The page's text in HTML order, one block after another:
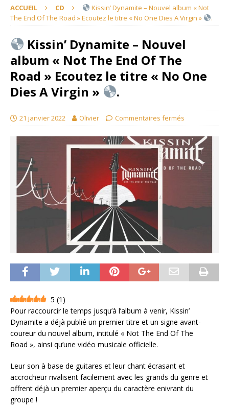
ACCUEIL CD
Kissin’ Dynamite – Nouvel album « Not
The End Of The Road » Ecoutez le titre « No One Dies A Virgin »
.
Kissin’ Dynamite – Nouvel
album « Not The End Of The
Road » Ecoutez le titre « No One
Dies A Virgin »
.
21 janvier 2022 Olivier Commentaires fermés
5 (1 )
Pour raccourcir le temps jusqu’à l’album à venir, Kissin’
Dynamite a déjà publié un premier titre et un signe avant-
coureur du nouvel album, intitulé « Not The End Of The
Road », ainsi qu’une vidéo musicale officielle.
Leur son à base de guitares et leur chant écrasant et
accrocheur rivalisent facilement avec les grands du genre et
offrent déjà un premier aperçu du caractère enivrant du
groupe !